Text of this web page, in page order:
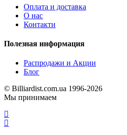
Оплата и доставка
О нас
Контакти
Полезная информация
Распродажи и Акции
Блог
© Billiardist.com.ua 1996-2026
Мы принимаем